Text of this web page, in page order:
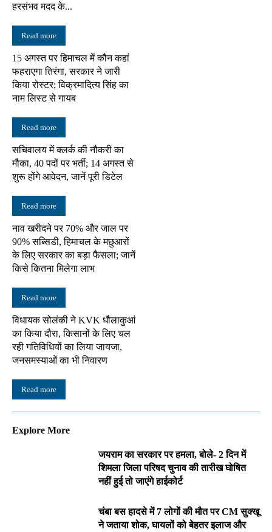
हरसंभव मदद के...
Read more
15 अगस्त पर हिमाचल में कौन कहां
फहराएगा तिरंगा, सरकार ने जारी
किया रोस्टर; विक्रमादित्य सिंह का
नाम लिस्ट से गायब
Read more
सचिवालय में क्लर्क की नौकरी का
मौका, 40 पदों पर भर्ती; 14 अगस्त से
शुरू होंगे आवेदन, जानें पूरी डिटेल
Read more
नाव खरीदने पर 70% और जाल पर
90% सब्सिडी, हिमाचल के मछुआरों
के लिए सरकार का बड़ा फैसला; जानें
किसे कितना मिलेगा लाभ
Read more
विधायक सोलंकी ने KVK धौलाकुआं
का किया दौरा, किसानों के लिए चल
रही गतिविधियों का लिया जायजा,
जनसमस्याओं का भी निवारण
Read more
Explore More
जयराम का सरकार पर हमला, बोले- 2 दिन में
शिमला जिला परिषद चुनाव की तारीख घोषित
नहीं हुई तो जाएंगे हाईकोर्ट
चंबा बस हादसे में 7 लोगों की मौत पर CM सुक्खू
ने जताया शोक, घायलों को बेहतर इलाज और